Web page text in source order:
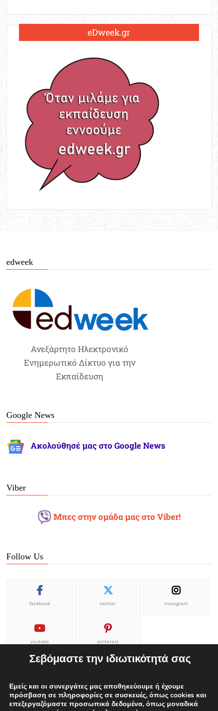
eDweek.gr
edweek
Ανεξάρτητο Ηλεκτρονικό
Ενημερωτικό Δίκτυο για την
Εκπαίδευση
Google News
Ακολούθησέ μας στο Google News
Viber
Μπες στην ομάδα μας στο Viber!
Follow Us
facebook twitter instagram
youtube pinterest
Σεβόμαστε την ιδιωτικότητά σας
Εμείς και οι συνεργάτες μας αποθηκεύουμε ή έχουμε
πρόσβαση σε πληροφορίες σε συσκευές, όπως cookies και
επεξεργαζόμαστε προσωπικά δεδομένα, όπως μοναδικά